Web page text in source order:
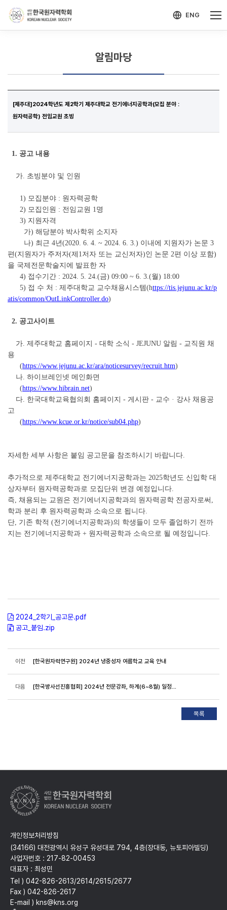
ENG
알림마당
[제주대]2024학년도 제2학기 제주대학교 전기에너지공학과(모집 분야 :
원자력공학) 전임교원 초빙
1. 공고 내용
가. 초빙분야 및 인원
1) 모집분야 : 원자력공학
2) 모집인원 : 전임교원 1명
3) 지원자격
가) 해당분야 박사학위 소지자
나) 최근 4년(2020. 6. 4. ~ 2024. 6. 3.) 이내에 지원자가 논문 3
편(지원자가 주저자(제1저자 또는 교신저자)인 논문 2편 이상 포함)
을 국제전문학술지에 발표한 자
4) 접수기간 : 2024. 5. 24.(금) 09:00 ~ 6. 3.(월) 18:00
5) 접 수 처 : 제주대학교 교수채용시스템(https://tis.jejunu.ac.kr/p
atis/common/OutLinkController.do)
2. 공고사이트
가. 제주대학교 홈페이지 - 대학 소식 - JEJUNU 알림 - 교직원 채
용
(https://www.jejunu.ac.kr/ara/noticesurvey/recruit.htm)
나. 하이브레인넷 메인화면
(https://www.hibrain.net)
다. 한국대학교육협의회 홈페이지 - 게시판 - 교수 · 강사 채용공
고
(https://www.kcue.or.kr/notice/sub04.php)
자세한 세부 사항은 붙임 공고문을 참조하시기 바랍니다.
추가적으로 제주대학교 전기에너지공학과는 2025학년도 신입학 대
상자부터 원자력공학과로 모집단위 변경 예정입니다.
즉, 채용되는 교원은 전기에너지공학과의 원자력공학 전공자로써,
학과 분리 후 원자력공학과 소속으로 됩니다.
단, 기존 학적 (전기에너지공학과)의 학생들이 모두 졸업하기 전까
지는 전기에너지공학과 + 원자력공학과 소속으로 될 예정입니다.
2024_2학기_공고문.pdf
공고_붙임.zip
이전 [한국원자력연구원] 2024년 냉중성자 여름학교 교육 안내
다음 [한국방사선진흥협회] 2024년 전문강좌, 하계(6~8월) 일정안내
개인정보처리방침
(34166) 대전광역시 유성구 유성대로 794, 4층(장대동, 뉴토피아빌딩)
사업자번호 : 217-82-00453
대표자 : 최성민
Tel ) 042-826-2613/2614/2615/2677
Fax ) 042-826-2617
E-mail ) kns@kns.org